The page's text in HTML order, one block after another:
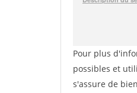
Pour plus
possibles et
s'assure de